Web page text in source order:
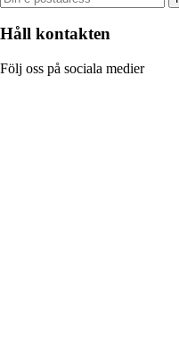
Håll kontakten
Följ oss på sociala medier